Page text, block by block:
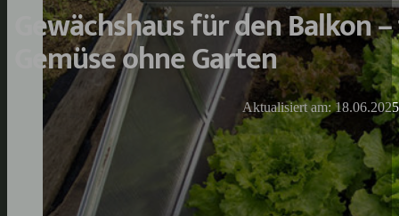
Gewächshaus für den Balkon
Gemüse ohne Garten
Aktualisiert am: 18.06.2025